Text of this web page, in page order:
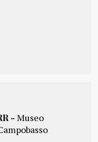
- Museo